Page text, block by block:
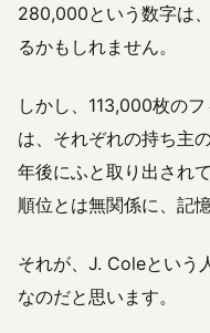
280,000という数字は
るかもしれません。
しかし、113,000枚の
は、それぞれの持ち主
年後にふと取り出され
順位とは無関係に、記
それが、J. Coleという
なのだと思います。